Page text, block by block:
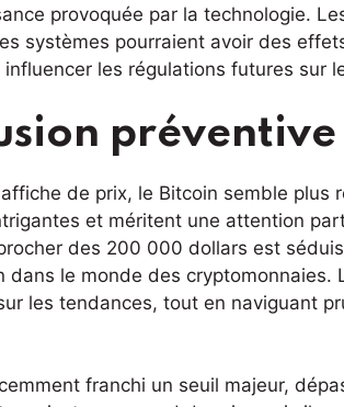
provoquée par la technologie.
systèmes pourraient avoir des
les régulations futures sur
préventive
de prix, le Bitcoin semble plus
et méritent une attention
des 200 000 dollars est
dans le monde des
les tendances, tout en naviguant
franchi un seuil majeur,